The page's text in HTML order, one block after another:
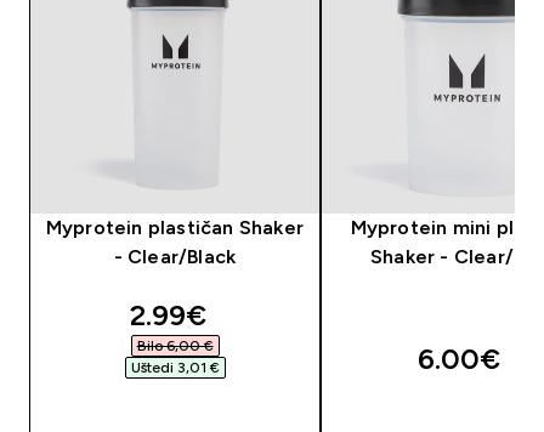
Myprotein plastičan Shaker
- Clear/Black
discounted price
2.99€‎
Bilo 6,00 €‎
Uštedi 3,01 €‎
Myprotein mini
Shaker - Clear/
6.00€‎